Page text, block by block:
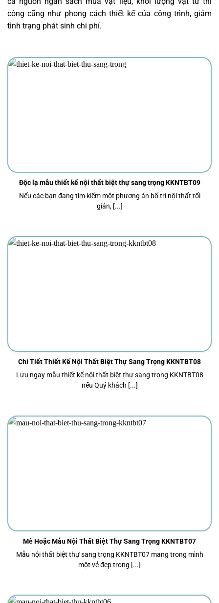
công cũng như phong cách thiết kế của công trình, giảm
tình trạng phát sinh chi phí.
Độc lạ mẫu thiết kế nội thất biệt thự sang trọng KKNTBT09
Nếu các bạn đang tìm kiếm một phương án bố trí nội thất tối
giản, [...]
Chi Tiết Thiết Kế Nội Thất Biệt Thự Sang Trọng KKNTBT08
Lưu ngay mẫu thiết kế nội thất biệt thự sang trọng KKNTBT08
nếu Quý khách [...]
Mê Hoặc Mẫu Nội Thất Biệt Thự Sang Trọng KKNTBT07
Mẫu nội thất biệt thự sang trọng KKNTBT07 mang trong mình
một vẻ đẹp trong [...]